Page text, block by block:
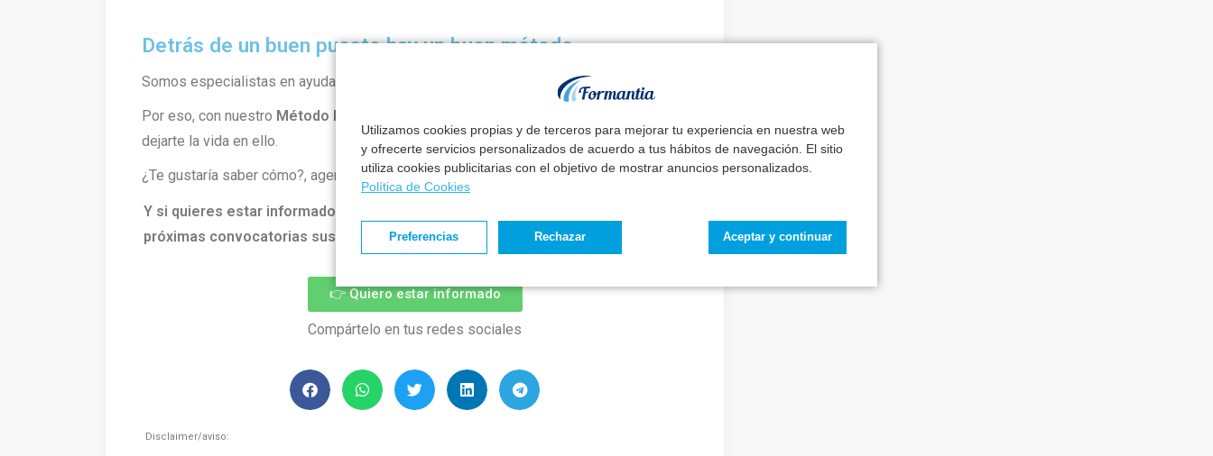
Utilizamos cookies propias y de terceros para mejorar tu experiencia en nuestra web
y ofrecerte servicios personalizados de acuerdo a tus hábitos de navegación. El sitio
utiliza cookies publicitarias con el objetivo de mostrar anuncios personalizados.
Política de Cookies
Aceptar y continuar
Rechazar
Preferencias
Detrás de un buen puesto hay un buen método
Somos especialistas en ayudarte a conseguir tus metas
sin renunciar a tu vida.
Por eso, con nuestro Método Formantia
dejarte la vida en ello.
¿Te gustaría saber cómo?, agenda una llamada: ☎️ Agendar Llamada
Y si quieres estar informado de todo lo concerniente a este proceso y de las
próximas convocatorias suscríbete ahora a nuestra Newsletter.
👉 Quiero estar informado
Compártelo en tus redes sociales
Disclaimer/aviso: